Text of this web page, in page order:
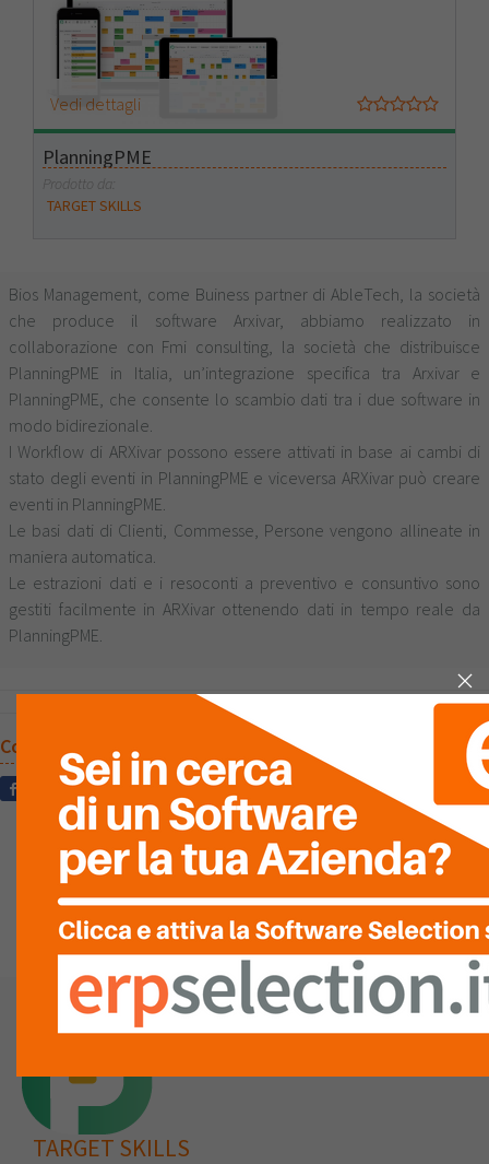
Vedi dettagli
PlanningPME
Prodotto da:
TARGET SKILLS
Bios Management, come Buiness partner di AbleTech, la società
che produce il software Arxivar, abbiamo realizzato in
collaborazione con Fmi consulting, la società che distribuisce
PlanningPME in Italia, un’integrazione specifica tra Arxivar e
PlanningPME, che consente lo scambio dati tra i due software in
modo bidirezionale.
I Workflow di ARXivar possono essere attivati in base ai cambi di
stato degli eventi in PlanningPME e viceversa ARXivar può creare
eventi in PlanningPME.
Le basi dati di Clienti, Commesse, Persone vengono allineate in
maniera automatica.
Le estrazioni dati e i resoconti a preventivo e consuntivo sono
gestiti facilmente in ARXivar ottenendo dati in tempo reale da
PlanningPME.
Condividi questa pagina sui social
DOMANDE E RISPOSTE
Hai una domanda? Inseriscila adesso.
Chiedi alla Community
TARGET SKILLS